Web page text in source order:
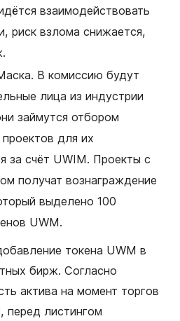
взаимодействовать
риск взлома снижается,
В комиссию будут
лица из индустрии
займутся отбором
для их
за счёт UWIM. Проекты с
получат вознаграждение
выделено 100
UWM.
токена UWM в
бирж. Согласно
актива на момент торгов
перед листингом